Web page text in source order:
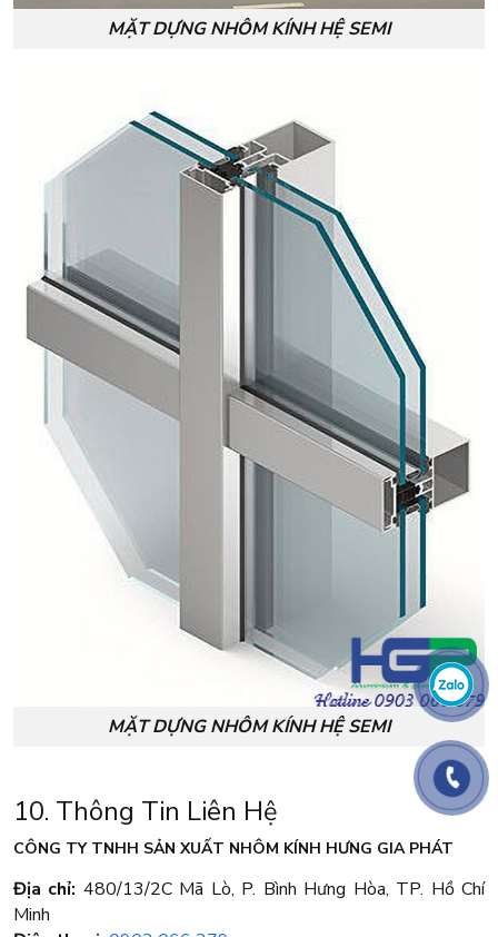
MẶT DỰNG NHÔM KÍNH HỆ SEMI
MẶT DỰNG NHÔM KÍNH HỆ SEMI
10. Thông Tin Liên Hệ
CÔNG TY TNHH SẢN XUẤT NHÔM KÍNH HƯNG GIA PHÁT
Địa chỉ: 480/13/2C Mã Lò, P. Bình Hưng Hòa, TP. Hồ Chí
Minh